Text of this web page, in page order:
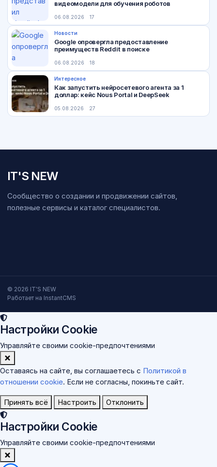
видеомодели для обучения роботов
06.08.2026 17
Новости
Google опровергла предоставление
преимуществ Reddit в поиске
06.08.2026 18
Интересное
Как запустить нейросетевого агента за 1
доллар: кейс Nous Portal и DeepSeek
05.08.2026 27
IT'S NEW
Сообщество о создании и продвижении сайтов,
полезные сервисы и каталог специалистов.
© 2026 IT'S NEW
Работает на InstantCMS
Настройки Cookie
Управляйте своими cookie-предпочтениями
Оставаясь на сайте, вы соглашаетесь с Политикой в
отношении cookie. Если не согласны, покиньте сайт.
Принять всё Настроить Отклонить
Настройки Cookie
Управляйте своими cookie-предпочтениями